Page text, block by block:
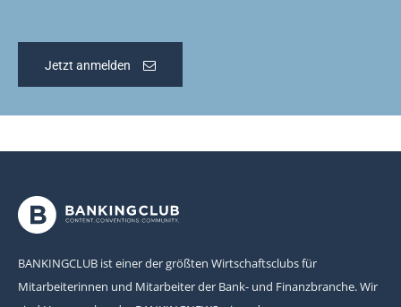
Jetzt anmelden
BANKINGCLUB ist einer der größten Wirtschaftsclubs für
Mitarbeiterinnen und Mitarbeiter der Bank- und Finanzbranche. Wir